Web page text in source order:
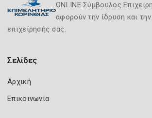
ONLINE Σύμβουλος
αφορούν την ίδρυση και την
επιχείρησής σας.
Σελίδες
Αρχική
Επικοινωνία